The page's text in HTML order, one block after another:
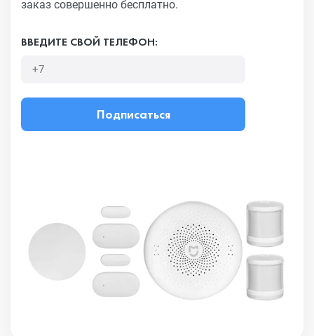
заказ совершенно бесплатно.
ВВЕДИТЕ СВОЙ ТЕЛЕФОН:
Подписаться